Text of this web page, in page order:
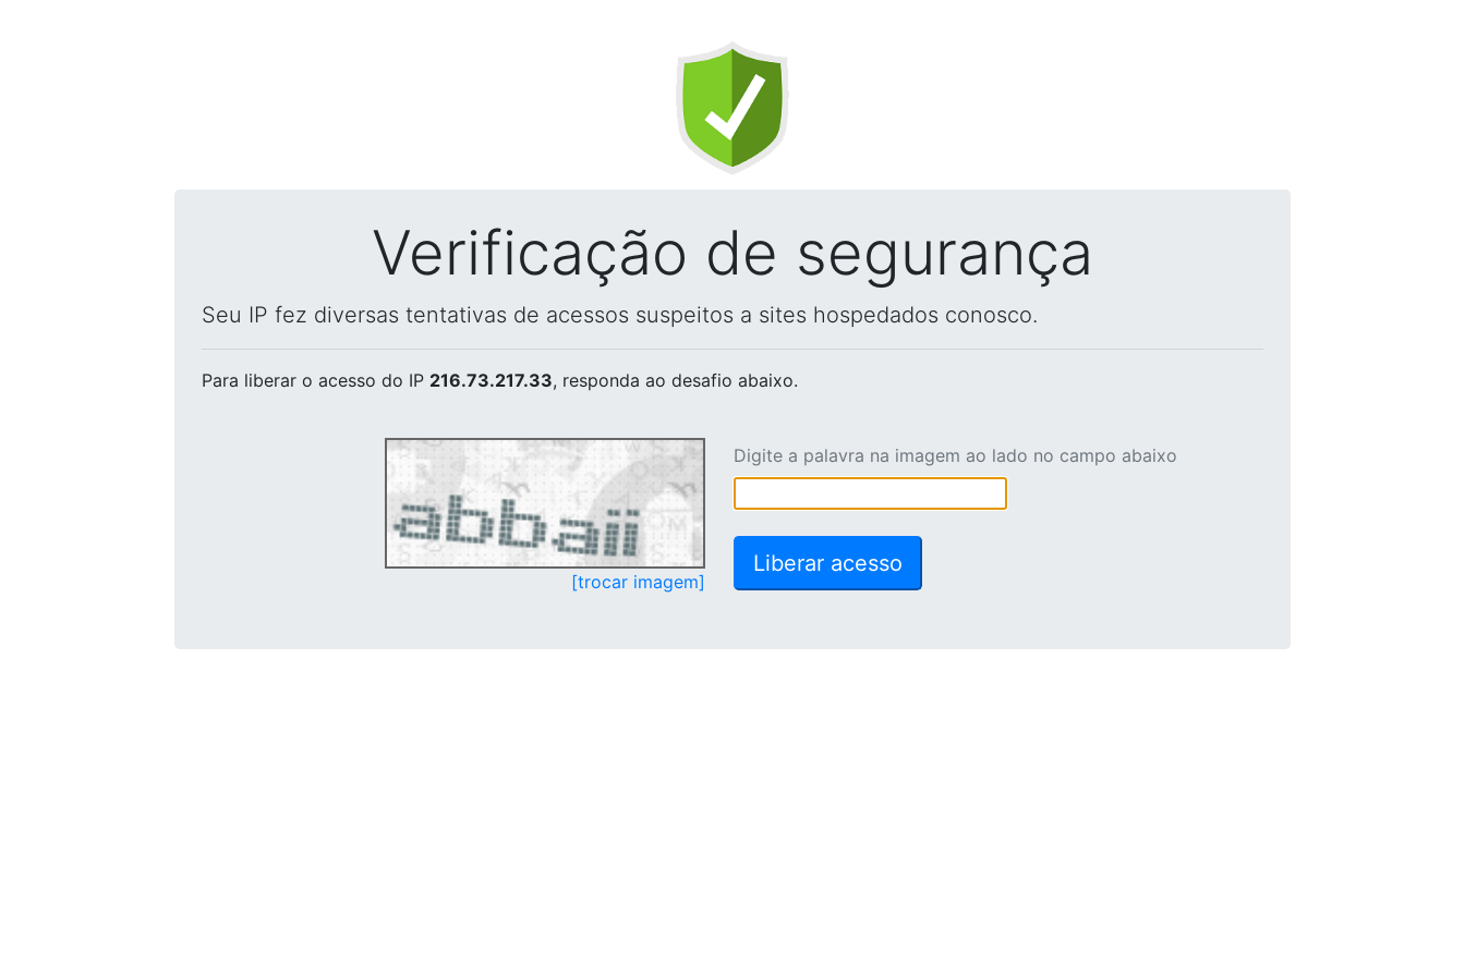
Verificação de segurança
Seu IP fez diversas tentativas de acessos suspeitos a sites hospedados conosco.
Para liberar o acesso do IP 216.73.217.33, responda ao desafio abaixo.
[trocar imagem]
Digite a palavra na imagem ao lado no campo abaixo